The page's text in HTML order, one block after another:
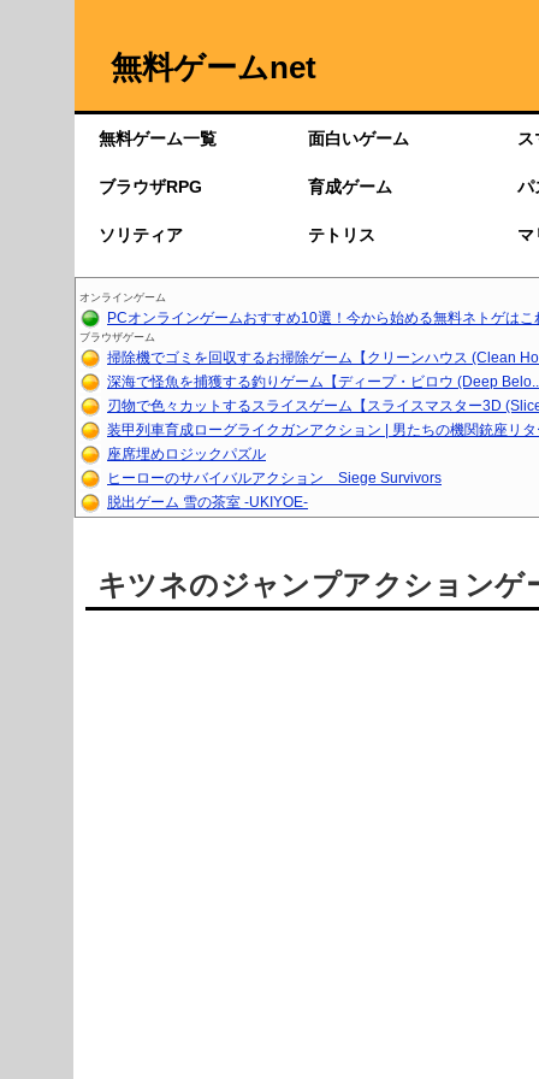
無料ゲームnet
無料ゲーム一覧 面白いゲーム
ブラウザRPG 育成ゲーム パ
ソリティア テトリス マ
オンラインゲーム
PCオンラインゲームおすすめ10選！今から始める無料ネトゲはこ
ブラウザゲーム
掃除機でゴミを回収するお掃除ゲーム【クリーンハウス (Clean
深海で怪魚を捕獲する釣りゲーム【ディープ・ビロウ (Deep
刃物で色々カットするスライスゲーム【スライスマスター3D
装甲列車育成ローグライクガンアクション | 男たちの機関銃座リ
座席埋めロジックパズル
ヒーローのサバイバルアクション Siege Survivors
脱出ゲーム 雪の茶室 -UKIYOE-
キツネのジャンプアクションゲ